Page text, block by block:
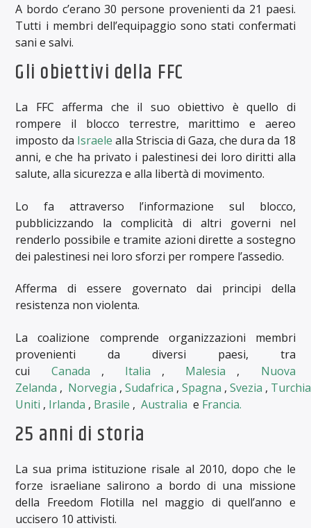
A bordo c’erano 30 persone provenienti da 21 paesi.
Tutti i membri dell’equipaggio sono stati confermati
sani e salvi.
Gli obiettivi della FFC
La FFC afferma che il suo obiettivo è quello di
rompere il blocco terrestre, marittimo e aereo
imposto da Israele alla Striscia di Gaza, che dura da 18
anni, e che ha privato i palestinesi dei loro diritti alla
salute, alla sicurezza e alla libertà di movimento.
Lo fa attraverso l’informazione sul blocco,
pubblicizzando la complicità di altri governi nel
renderlo possibile e tramite azioni dirette a sostegno
dei palestinesi nei loro sforzi per rompere l’assedio.
Afferma di essere governato dai principi della
resistenza non violenta.
La coalizione comprende organizzazioni membri
provenienti da diversi paesi, tra
cuiCanada , Italia , Malesia , Nuova
Zelanda , Norvegia ,Sudafrica ,Spagna ,Svezia , Turchia
Uniti , Irlanda , Brasile ,Australia e Francia.
25 anni di storia
La sua prima istituzione risale al 2010, dopo che le
forze israeliane salirono a bordo di una missione
della Freedom Flotilla nel maggio di quell’anno e
uccisero 10 attivisti.